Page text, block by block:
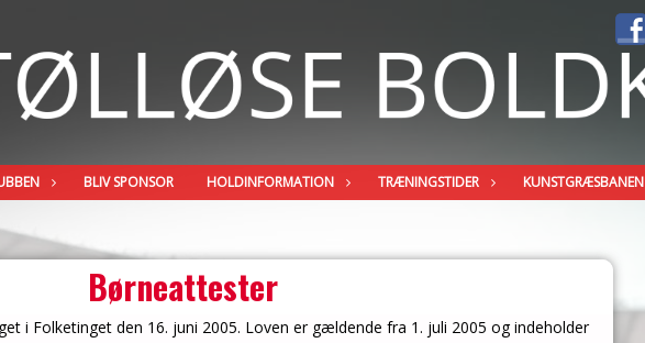
BLIV SPONSOR HOLDINFORMATION TRÆNINGSTIDER KUNSTGRÆSBANEN
Børneattester
i Folketinget den 16. juni 2005. Loven er gældende fra 1. juli 2005 og indeholder